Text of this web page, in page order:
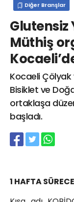
Diğer Branşlar
Glutensiz
Müthiş
Kocaeli Çölyak
Bisiklet ve
ortaklaşa
başladı.
1 HAFTA